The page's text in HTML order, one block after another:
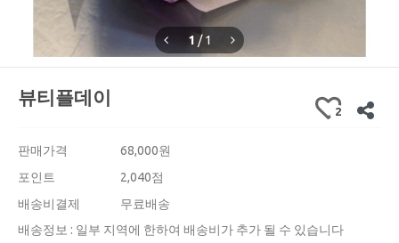
1 /1
뷰티플데이
2
판매가격 68,000원
포인트
2,040점
배송비결제
무료배송
배송정보 : 일부 지역에 한하여 배송비가 추가 될 수 있습니다